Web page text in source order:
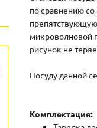
по сравнению
микроволновой
рисунок не
Посуду данной
Комплектация: